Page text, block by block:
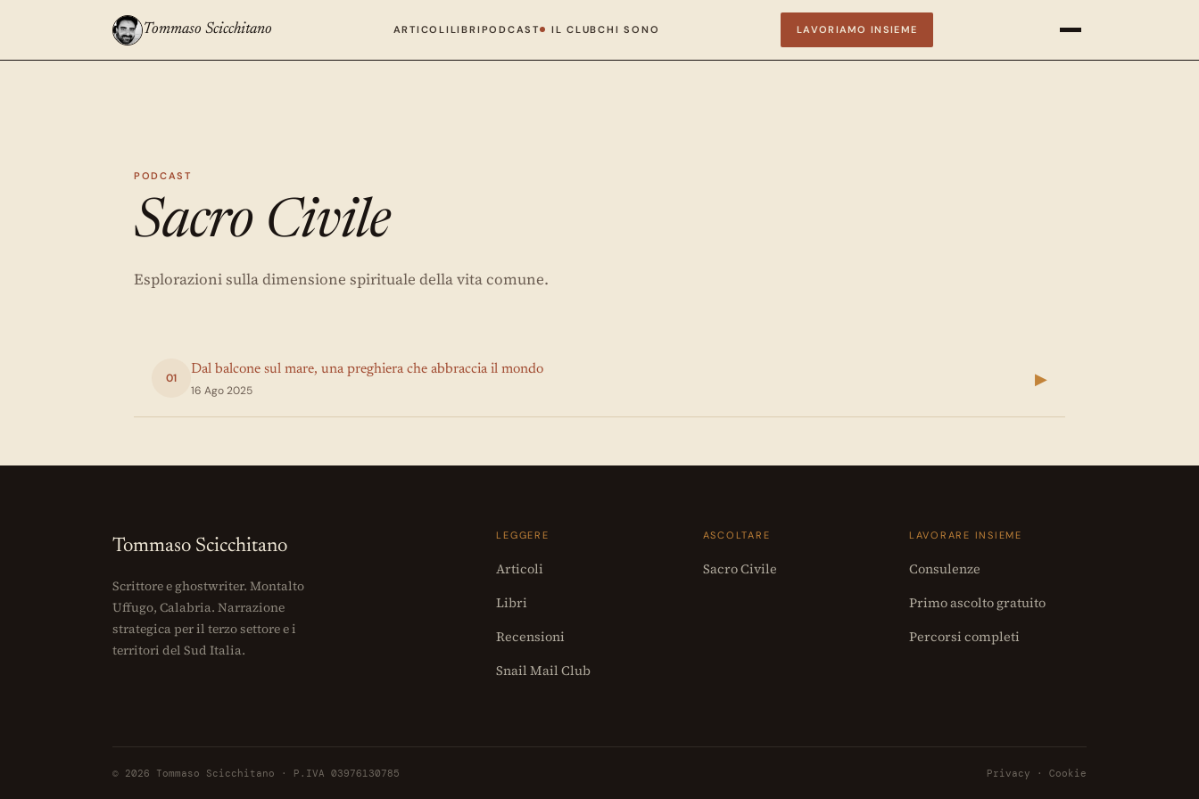
Tommaso Scicchitano ARTICOLI LIBRI PODCAST IL CLUBCHI SONO LAVORIAMO INSIEME
PODCAST
Sacro Civile
Esplorazioni sulla dimensione spirituale della vita comune.
01
Dal balcone sul mare, una preghiera che abbraccia il mondo
16 Ago 2025
▶
Tommaso Scicchitano
Scrittore e ghostwriter. Montalto
Uffugo, Calabria. Narrazione
strategica per il terzo settore e i
territori del Sud Italia.
LEGGERE
Articoli
Libri
Recensioni
Snail Mail Club
ASCOLTARE
Sacro Civile
LAVORARE INSIEME
Consulenze
Primo ascolto gratuito
Percorsi completi
© 2026 Tommaso Scicchitano · P.IVA 03976130785 Privacy · Cookie